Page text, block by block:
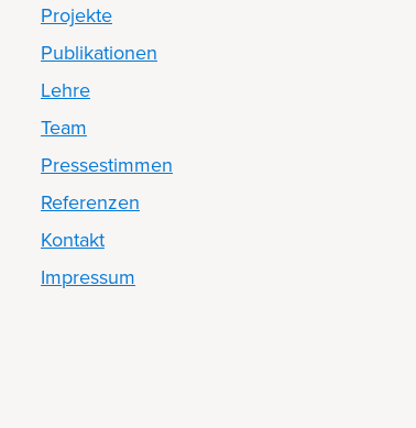
Projekte
Publikationen
Lehre
Team
Pressestimmen
Referenzen
Kontakt
Impressum